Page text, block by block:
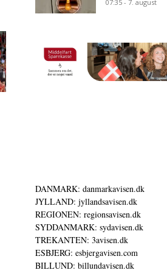
07:35 - 7. august
DANMARK: danmarkavisen.dk
JYLLAND: jyllandsavisen.dk
REGIONEN: regionsavisen.dk
SYDDANMARK: sydavisen.dk
TREKANTEN: 3avisen.dk
ESBJERG: esbjergavisen.com
BILLUND: billundavisen.dk